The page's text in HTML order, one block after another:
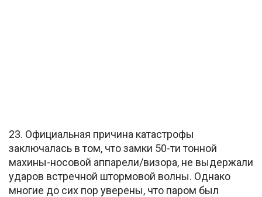
23. Официальная причина катастрофы
заключалась в том, что замки 50-ти тонной
махины-носовой аппарели/визора, не выдержали
ударов встречной штормовой волны. Однако
многие до сих пор уверены, что паром был